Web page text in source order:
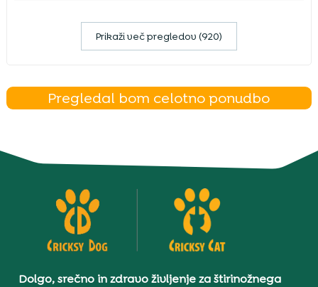
Prikaži več pregledov (920)
Pregledal bom celotno ponudbo
Dolgo, srečno in zdravo življenje za štirinožnega